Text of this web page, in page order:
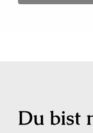
Du bist